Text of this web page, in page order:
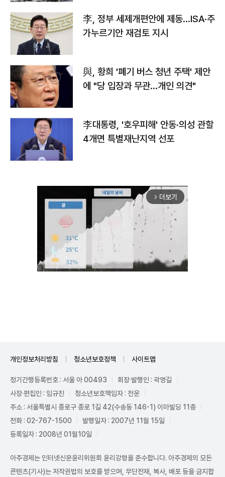
李, 정부 세제개편안에 제동…ISA·주
가누르기안 재검토 지시
與, 황희 '폐기 버스 청년 주택' 제안
에 "당 입장과 무관…개인 의견"
李대통령, '호우피해' 안동·의성 관할
4개면 특별재난지역 선포
arrow_forward_ios 더보기
개인정보처리방침 청소년보호정책 사이트맵
정기간행등록번호 : 서울 아 00493
회장·발행인 : 곽영길
사장·편집인 : 임규진
청소년보호책임자 : 전운
주소 : 서울특별시 종로구 종로 1길 42(수송동 146-1) 이마빌딩 11층
전화 : 02-767-1500
발행일자 : 2007년 11월 15일
등록일자 : 2008년 01월10일
아주경제는 인터넷신문윤리위원회 윤리강령을 준수합니다. 아주경제의 모든
콘텐츠(기사)는 저작권법의 보호를 받으며, 무단전재, 복사, 배포 등을 금지합